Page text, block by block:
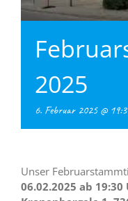
2025
6. Februar 2025 @
Unser
06.02.2025 ab